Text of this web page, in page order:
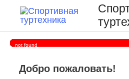
not found
Добро пожаловать!